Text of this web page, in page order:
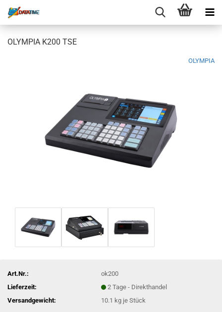
OLYMPIA K200 TSE
OLYMPIA
Art.Nr.:
ok200
Lieferzeit:
2 Tage - Direkthandel
Versandgewicht:
10.1 kg je Stück